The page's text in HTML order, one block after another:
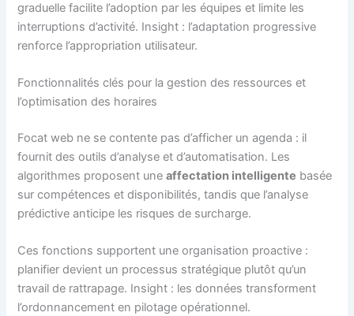
graduelle facilite l’adoption par les équipes et limite les
interruptions d’activité. Insight : l’adaptation progressive
renforce l’appropriation utilisateur.
Fonctionnalités clés pour la gestion des ressources et
l’optimisation des horaires
Focat web ne se contente pas d’afficher un agenda : il
fournit des outils d’analyse et d’automatisation. Les
algorithmes proposent uneaffectation intelligente basée
sur compétences et disponibilités, tandis que l’analyse
prédictive anticipe les risques de surcharge.
Ces fonctions supportent une organisation proactive :
planifier devient un processus stratégique plutôt qu’un
travail de rattrapage. Insight : les données transforment
l’ordonnancement en pilotage opérationnel.